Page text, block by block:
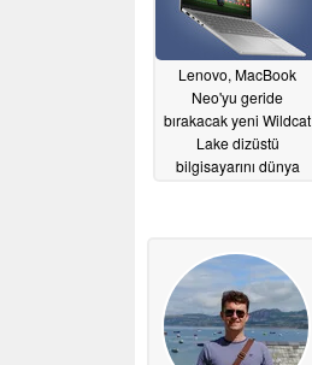
Lenovo, MacBook
Neo'yu geride
bırakacak yeni Wildcat
Lake dizüstü
bilgisayarını dünya